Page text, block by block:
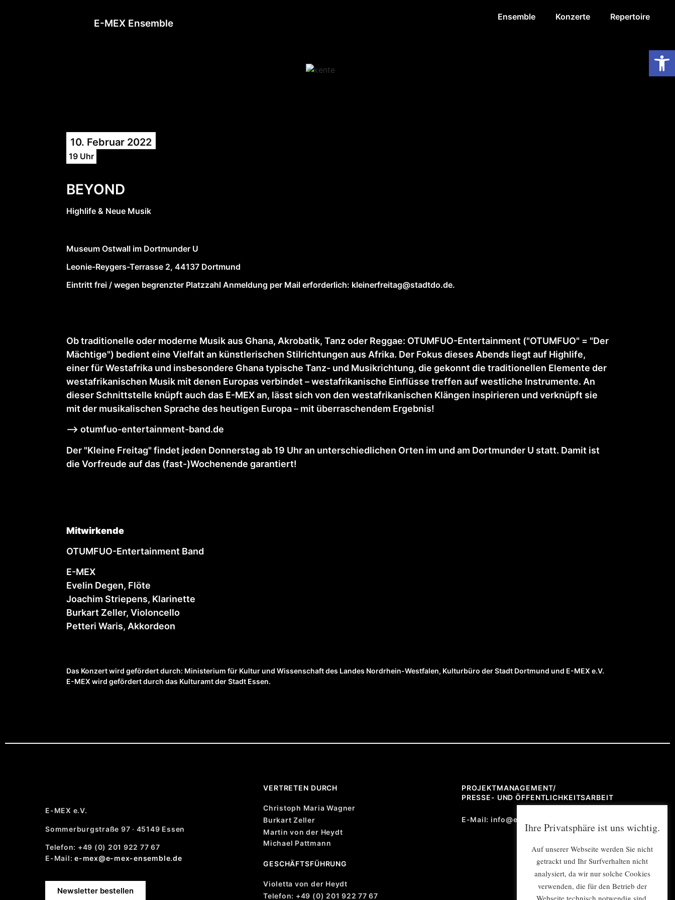
E-MEX Ensemble
Ensemble Konzerte Repertoire
10. Februar 2022
19 Uhr
BEYOND
Highlife & Neue Musik
Museum Ostwall im Dortmunder U
Leonie-Reygers-Terrasse 2, 44137 Dortmund
Eintritt frei / wegen begrenzter Platzzahl Anmeldung per Mail erforderlich: kleinerfreitag@stadtdo.de.
Ob traditionelle oder moderne Musik aus Ghana, Akrobatik, Tanz oder Reggae: OTUMFUO-Entertainment ("OTUMFUO" = "Der
Mächtige") bedient eine Vielfalt an künstlerischen Stilrichtungen aus Afrika. Der Fokus dieses Abends liegt auf Highlife,
einer für Westafrika und insbesondere Ghana typische Tanz- und Musikrichtung, die gekonnt die traditionellen Elemente der
westafrikanischen Musik mit denen Europas verbindet – westafrikanische Einflüsse treffen auf westliche Instrumente. An
dieser Schnittstelle knüpft auch das E-MEX an, lässt sich von den westafrikanischen Klängen inspirieren und verknüpft sie
mit der musikalischen Sprache des heutigen Europa – mit überraschendem Ergebnis!
—> otumfuo-entertainment-band.de
Der "Kleine Freitag" findet jeden Donnerstag ab 19 Uhr an unterschiedlichen Orten im und am Dortmunder U statt. Damit ist
die Vorfreude auf das (fast-)Wochenende garantiert!
Mitwirkende
OTUMFUO-Entertainment Band
E-MEX
Evelin Degen, Flöte
Joachim Striepens, Klarinette
Burkart Zeller, Violoncello
Petteri Waris, Akkordeon
Das Konzert wird gefördert durch: Ministerium für Kultur und Wissenschaft des Landes Nordrhein-Westfalen, Kulturbüro der Stadt Dortmund und E-MEX e.V.
E-MEX wird gefördert durch das Kulturamt der Stadt Essen.
E-MEX e.V.
Sommerburgstraße 97 · 45149 Essen
Telefon: +49 (0) 201 922 77 67
E-Mail:e-mex@e-mex-ensemble.de
Newsletter bestellen
VERTRETEN DURCH
Christoph Maria Wagner
Burkart Zeller
Martin von der Heydt
Michael Pattmann
GESCHÄFTSFÜHRUNG
Violetta von der Heydt
Telefon: +49 (0) 201 922 77 67
PROJEKTMANAGEMENT/
PRESSE- UND ÖFFENTLICHKEITSARBEIT
E-Mail: info@e-mex.de
Ihre Privatsphäre ist uns wichtig.
Auf unserer Webseite werden Sie nicht
getrackt und Ihr Surfverhalten nicht
analysiert, da wir nur solche Cookies
verwenden, die für den Betrieb der